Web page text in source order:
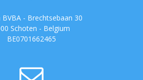
BVBA - Brechtsebaan 30
Schoten - Belgium
BE0701662465